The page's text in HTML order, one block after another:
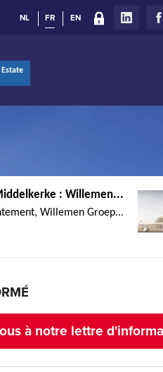
NL FR EN
Estate
: Willemen...
Willemen Groep...
à notre lettre